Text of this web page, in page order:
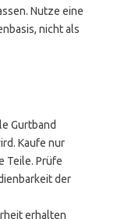
Nutze eine
nicht als
Gurtband
Kaufe nur
Teile. Prüfe
der
erhalten